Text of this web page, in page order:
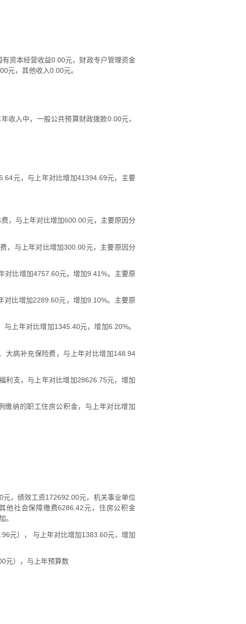
资本经营收益0.00元，财政专户管理资金
元，其他收入0.00元。
收入中，一般公共预算财政拨款0.00元，
元，与上年对比增加41394.69元，主要
，与上年对比增加600.00元，主要原因分
，与上年对比增加300.00元，主要原因分
对比增加4757.60元，增加9.41%。主要原
对比增加2289.60元，增加9.10%。主要原
上年对比增加1345.40元，增加6.20%。
大病补充保险费，与上年对比增加148.94
利支，与上年对比增加28626.75元，增加
缴纳的职工住房公积金，与上年对比增加
，绩效工资172692.00元，机关事业单位
他社会保障缴费6286.42元，住房公积金
。
元）， 与上年对比增加1383.60元，增加
元），与上年预算数